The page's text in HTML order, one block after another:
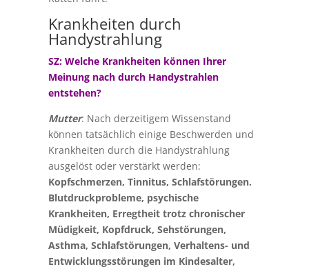
Krankheiten durch
Handystrahlung
SZ: Welche Krankheiten können Ihrer
Meinung nach durch Handystrahlen
entstehen?
Mutter: Nach derzeitigem Wissenstand
können tatsächlich einige Beschwerden und
Krankheiten durch die Handystrahlung
ausgelöst oder verstärkt werden:
Kopfschmerzen, Tinnitus, Schlafstörungen.
Blutdruckprobleme, psychische
Krankheiten, Erregtheit trotz chronischer
Müdigkeit, Kopfdruck, Sehstörungen,
Asthma, Schlafstörungen, Verhaltens- und
Entwicklungsstörungen im Kindesalter,